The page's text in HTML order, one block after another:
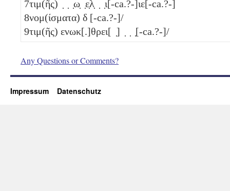
7τιμ(ῆς) ̣ ̣ ̣ω̣ ̣ε̣λ̣ ̣ ̣ι[-ca.?-]ιε[-ca.?-]
8νομ(ίσματα) δ [-ca.?-]/
9τιμ(ῆς) ενωκ[.]θρει[ ̣] ̣ ̣ ̣[-ca.?-]/
Any Questions or Comments?
Impressum Datenschutz